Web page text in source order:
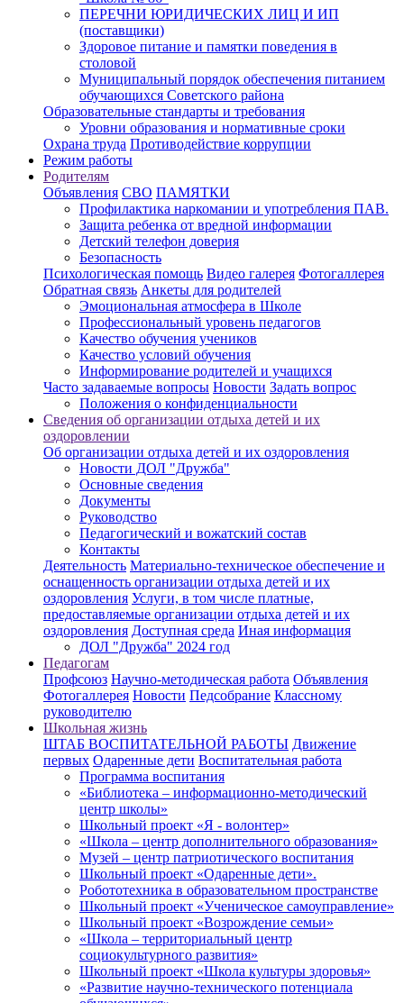
ПЕРЕЧНИ ЮРИДИЧЕСКИХ ЛИЦ И ИП
(поставщики)
Здоровое питание и памятки поведения в
столовой
Муниципальный порядок обеспечения питанием
обучающихся Советского района
Образовательные стандарты и требования
Уровни образования и нормативные сроки
Охрана труда Противодействие коррупции
Режим работы
Родителям
Объявления СВО ПАМЯТКИ
Профилактика наркомании и употребления ПАВ.
Защита ребенка от вредной информации
Детский телефон доверия
Безопасность
Психологическая помощь Видео галерея Фотогаллерея
Обратная связь Анкеты для родителей
Эмоциональная атмосфера в Школе
Профессиональный уровень педагогов
Качество обучения учеников
Качество условий обучения
Информирование родителей и учащихся
Часто задаваемые вопросы Новости Задать вопрос
Положения о конфиденциальности
Сведения об организации отдыха детей и их
оздоровлении
Об организации отдыха детей и их оздоровления
Новости ДОЛ "Дружба"
Основные сведения
Документы
Руководство
Педагогический и вожатский состав
Контакты
Деятельность Материально-техническое обеспечение и
оснащенность организации отдыха детей и их
оздоровления Услуги, в том числе платные,
предоставляемые организации отдыха детей и их
оздоровления Доступная среда Иная информация
ДОЛ "Дружба" 2024 год
Педагогам
Профсоюз Научно-методическая работа Объявления
Фотогаллерея Новости Педсобрание Классному
руководителю
Школьная жизнь
ШТАБ ВОСПИТАТЕЛЬНОЙ РАБОТЫ Движение
первых Одаренные дети Воспитательная работа
Программа воспитания
«Библиотека – информационно-методический
центр школы»
Школьный проект «Я - волонтер»
«Школа – центр дополнительного образования»
Музей – центр патриотического воспитания
Школьный проект «Одаренные дети».
Робототехника в образовательном пространстве
Школьный проект «Ученическое самоуправление»
Школьный проект «Возрождение семьи»
«Школа – территориальный центр
социокультурного развития»
Школьный проект «Школа культуры здоровья»
«Развитие научно-технического потенциала